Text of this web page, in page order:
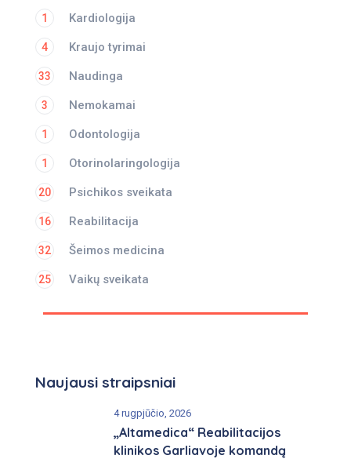
Kardiologija
1
Kraujo tyrimai
4
Naudinga
33
Nemokamai
3
Odontologija
1
Otorinolaringologija
1
Psichikos sveikata
20
Reabilitacija
16
Šeimos medicina
32
Vaikų sveikata
25
Naujausi straipsniai
4 rugpjūčio, 2026
„Altamedica“ Reabilitacijos
klinikos Garliavoje komandą